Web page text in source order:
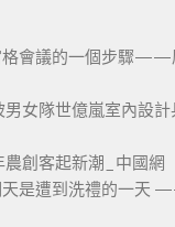
格會議的一個步驟
女隊世億嵐室內設
創客起新潮_中國網
天是遭到洗禮的一天